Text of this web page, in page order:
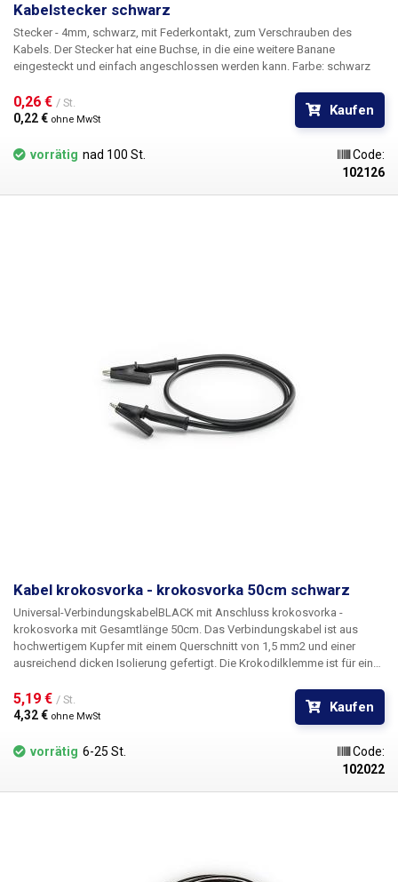
Kabelstecker schwarz
Stecker - 4mm, schwarz, mit Federkontakt, zum Verschrauben des
Kabels. Der Stecker hat eine Buchse, in die eine weitere Banane
eingesteckt und einfach angeschlossen werden kann. Farbe: schwarz
0,26 € / St.
0,22 € ohne MwSt
Kaufen
vorrätig nad 100 St.
Code:
102126
Kabel krokosvorka - krokosvorka 50cm schwarz
Universal-Verbindungskabel BLACK mit Anschluss krokosvorka -
krokosvorka mit Gesamtlänge 50cm. Das Verbindungskabel ist aus
hochwertigem Kupfer mit einem Querschnitt von 1,5 mm2 und einer
ausreichend dicken Isolierung gefertigt. Die Krokodilklemme ist für eine
weichen Crimps ist das Kabel sehr flexibel und leicht zu handhaben.
Geeignet für den Anschluss von Kontakten, z. B. Batterien,
auf beiden Seiten des Drahtes erfordern.
5,19 € / St.
4,32 € ohne MwSt
Kaufen
vorrätig 6-25 St.
Code:
102022